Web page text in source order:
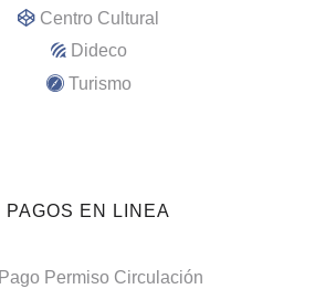
Centro Cultural
Dideco
Turismo
PAGOS EN LINEA
Pago Permiso Circulación